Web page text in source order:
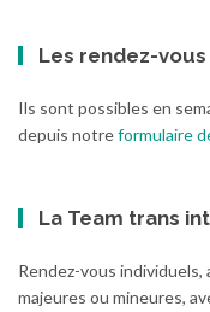
Les rendez-
Ils sont possibles en
depuis notreformulaire
La Team trans
Rendez-vous
majeures ou mineures,